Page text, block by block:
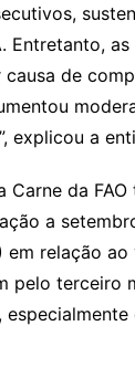
Entretanto,
de
explicou a
Carne da
a
relação
pelo terceiro